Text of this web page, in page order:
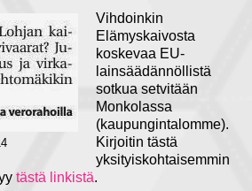
Vihdoinkin
Elämyskaivosta
koskevaa EU-
lainsäädännöllistä
sotkua setvitään
Monkolassa
(kaupungintalomme).
Kirjoitin tästä
yksityiskohtaisemmin
tästä linkistä.